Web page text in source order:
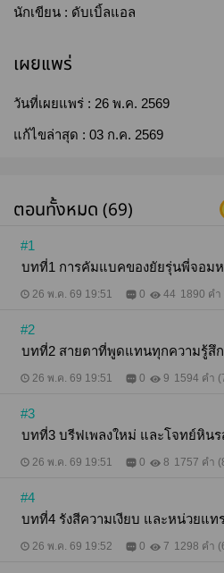
นักเขียน : ดับเบิ้ลแอล
เผยแพร่
วันที่เผยแพร่ : 26 พ.ค. 2569
แก้ไขล่าสุด : 03 ก.ค. 2569
ตอนทั้งหมด (69)
#1
บทที่1 การคัมแบคของยัยรุ่นพี่จอม
26 พ.ค. 69 19:51 0 44 1890 คำ
#2
บทที่2 สายตาที่พูดแทนทุกความรู้สึก
26 พ.ค. 69 19:51 0 9 1594 คำ
#3
บทที่3 บรีฟเพลงใหม่ และโจทย์หิน
26 พ.ค. 69 19:51 0 8 1757 คำ
#4
บทที่4 รังสีความเงียบ และหน่ว
26 พ.ค. 69 19:52 0 7 1298 คำ